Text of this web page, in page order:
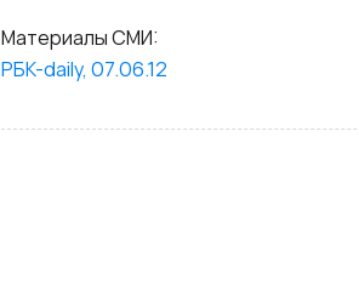
Материалы СМИ:
РБК-daily, 07.06.12